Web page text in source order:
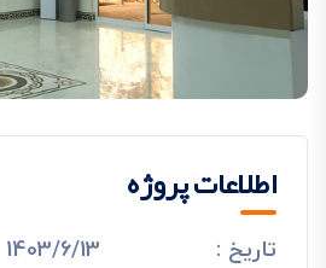
اطلاعات پروژه
تاریخ : 1403/6/13